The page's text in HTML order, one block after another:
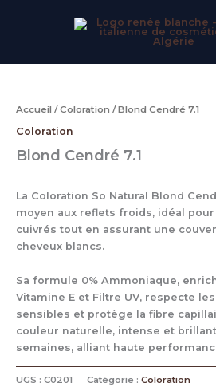
Accueil /Coloration / Blond Cendré 7.1
Coloration
Blond Cendré 7.1
La Coloration So Natural Blond
moyen aux reflets froids, idéal
cuivrés tout en assurant une
cheveux blancs.
Sa formule 0% Ammoniaque,
Vitamine E et Filtre UV, respecte
sensibles et protège la fibre
couleur naturelle, intense et
semaines, alliant haute
UGS : C0201 Catégorie : Coloration